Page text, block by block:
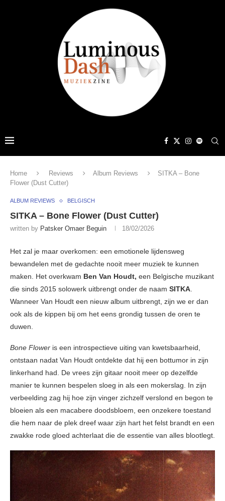
Home Reviews Album Reviews
SITKA – Bone
Flower (Dust Cutter)
ALBUM REVIEWS BELGISCH
SITKA – Bone Flower (Dust Cutter)
written by Patsker Omaer Beguin 18/02/2026
Het zal je maar overkomen: een emotionele lijdensweg
bewandelen met de gedachte nooit meer muziek te kunnen
maken. Het overkwam Ben Van Houdt, een Belgische muzikant
die sinds 2015 solowerk uitbrengt onder de naam SITKA.
Wanneer Van Houdt een nieuw album uitbrengt, zijn we er dan
ook als de kippen bij om het eens grondig tussen de oren te
duwen.
Bone Flower is een introspectieve uiting van kwetsbaarheid,
ontstaan nadat Van Houdt ontdekte dat hij een bottumor in zijn
linkerhand had. De vrees zijn gitaar nooit meer op dezelfde
manier te kunnen bespelen sloeg in als een mokerslag. In zijn
verbeelding zag hij hoe zijn vinger zichzelf verslond en begon te
bloeien als een macabere doodsbloem, een onzekere toestand
die hem naar de plek dreef waar zijn hart het felst brandt en een
zwakke rode gloed achterlaat die de essentie van alles blootlegt.